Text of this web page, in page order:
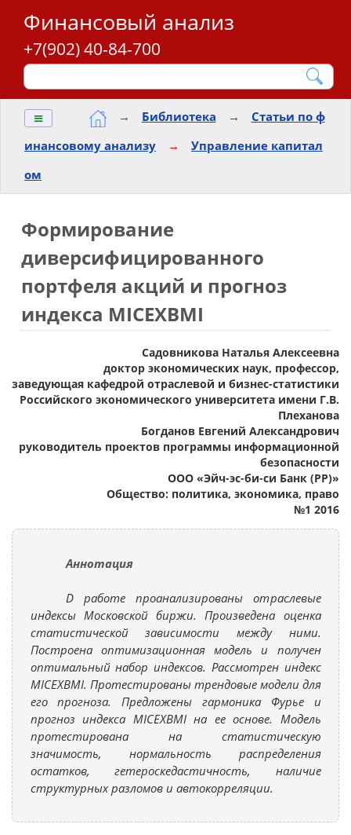
Финансовый анализ
+7(902) 40-84-700
≡ → Библиотека →
Статьи по ф
инансовому анализу
→
Управление капитал
ом
Формирование
диверсифицированного
портфеля акций и прогноз
индекса MICEXBMI
Садовникова Наталья Алексеевна
доктор экономических наук, профессор,
заведующая кафедрой отраслевой и бизнес-статистики
Российского экономического университета имени Г.В.
Плеханова
Богданов Евгений Александрович
руководитель проектов программы информационной
безопасности
ООО «Эйч-эс-би-си Банк (РР)»
Общество: политика, экономика, право
№1 2016
Аннотация
D работе проанализированы отраслевые
индексы Московской биржи. Произведена оценка
статистической зависимости между ними.
Построена оптимизационная модель и получен
оптимальный набор индексов. Рассмотрен индекс
MICEXBMI. Протестированы трендовые модели для
его прогноза. Предложены гармоника Фурье и
прогноз индекса MICEXBMI на ее основе. Модель
протестирована на статистическую
значимость, нормальность распределения
остатков, гетероскедастичность, наличие
структурных разломов и автокорреляции.